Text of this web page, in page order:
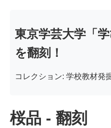
東京学芸大学「
を翻刻！
コレクション: 学校教材発
桜品 - 翻刻